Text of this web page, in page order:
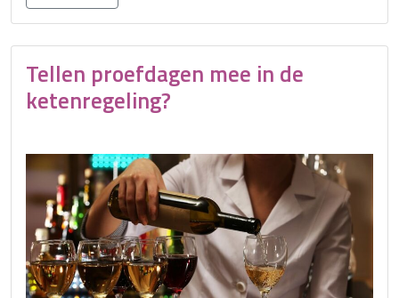
Tellen proefdagen mee in de
ketenregeling?